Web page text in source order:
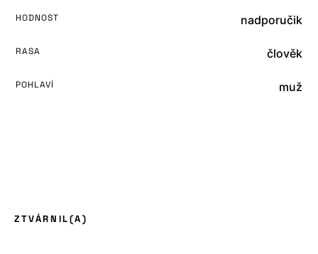
HODNOST nadporučik
RASA člověk
POHLAVÍ muž
ZTVÁRNIL(A)